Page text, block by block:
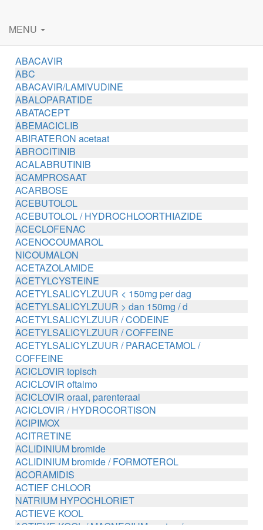
MENU
ABACAVIR
ABC
ABACAVIR/LAMIVUDINE
ABALOPARATIDE
ABATACEPT
ABEMACICLIB
ABIRATERON acetaat
ABROCITINIB
ACALABRUTINIB
ACAMPROSAAT
ACARBOSE
ACEBUTOLOL
ACEBUTOLOL / HYDROCHLOORTHIAZIDE
ACECLOFENAC
ACENOCOUMAROL
NICOUMALON
ACETAZOLAMIDE
ACETYLCYSTEINE
ACETYLSALICYLZUUR < 150mg per dag
ACETYLSALICYLZUUR > dan 150mg / d
ACETYLSALICYLZUUR / CODEINE
ACETYLSALICYLZUUR / COFFEINE
ACETYLSALICYLZUUR / PARACETAMOL /
COFFEINE
ACICLOVIR topisch
ACICLOVIR oftalmo
ACICLOVIR oraal, parenteraal
ACICLOVIR / HYDROCORTISON
ACIPIMOX
ACITRETINE
ACLIDINIUM bromide
ACLIDINIUM bromide / FORMOTEROL
ACORAMIDIS
ACTIEF CHLOOR
NATRIUM HYPOCHLORIET
ACTIEVE KOOL
ACTIEVE KOOL / MAGNESIUM zouten /